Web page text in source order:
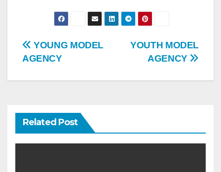
Post
YOUTH MODEL
AGENCY
YOUNG MODEL
AGENCY
Related Post